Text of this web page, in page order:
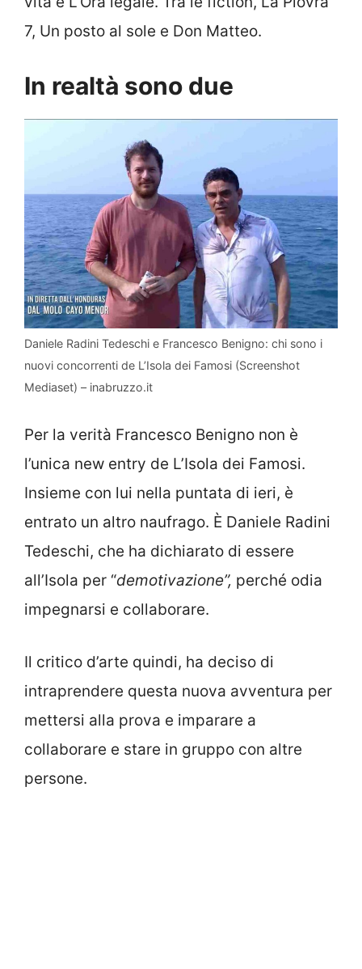
7, Un posto al sole e Don Matteo.
In realtà sono due
Daniele Radini Tedeschi e Francesco Benigno: chi sono i
nuovi concorrenti de L’Isola dei Famosi (Screenshot
Mediaset) – inabruzzo.it
Per la verità Francesco Benigno non è
l’unica new entry de L’Isola dei Famosi.
Insieme con lui nella puntata di ieri, è
entrato un altro naufrago. È Daniele Radini
Tedeschi, che ha dichiarato di essere
all’Isola per “demotivazione”, perché odia
impegnarsi e collaborare.
Il critico d’arte quindi, ha deciso di
intraprendere questa nuova avventura per
mettersi alla prova e imparare a
collaborare e stare in gruppo con altre
persone.